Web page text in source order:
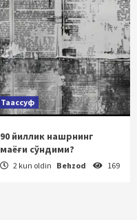
Таассуф
90 йиллик нашрнинг
маёғи сўндими?
2 kun oldin Behzod 169